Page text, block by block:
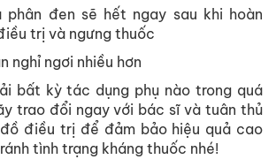
phân đen sẽ hết ngay sau khi hoàn
trị và ngưng thuốc
nghỉ ngơi nhiều hơn
bất kỳ tác dụng phụ nào trong quá
trao đổi ngay với bác sĩ và tuân thủ
điều trị để đảm bảo hiệu quả cao
tình trạng kháng thuốc nhé!